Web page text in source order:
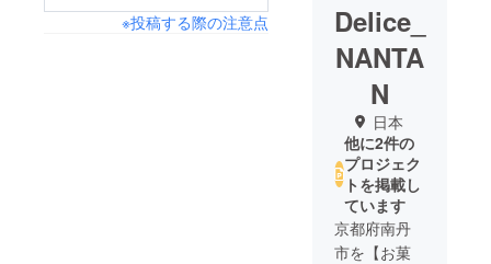
※投稿する際の注意点
Delice_
NANTA
N
日本
他に2件の
プロジェク
トを掲載し
ています
京都府南丹
市を【お菓